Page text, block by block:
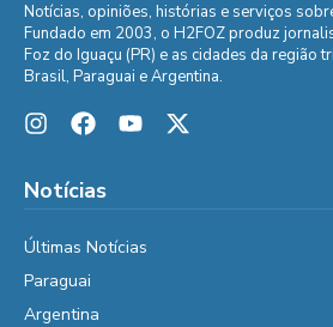
Notícias, opiniões, histórias e serviços
Fundado em 2003, o H2FOZ produz
Foz do Iguaçu (PR) e as cidades da região
Brasil, Paraguai e Argentina.
Notícias
Últimas Notícias
Paraguai
Argentina